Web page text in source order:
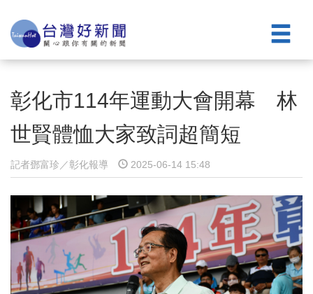
彰化市114年運動大會開幕 林
世賢體恤大家致詞超簡短
記者鄧富珍／彰化報導 2025-06-14 15:48